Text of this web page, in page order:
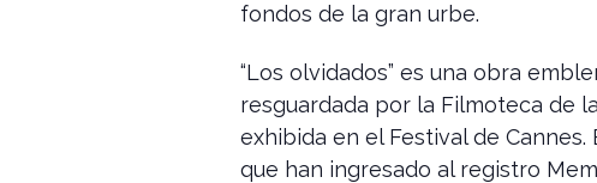
fondos de la gran urbe.
“Los olvidados” es una obra
resguardada por la Filmoteca de
exhibida en el Festival de
que han ingresado al registro